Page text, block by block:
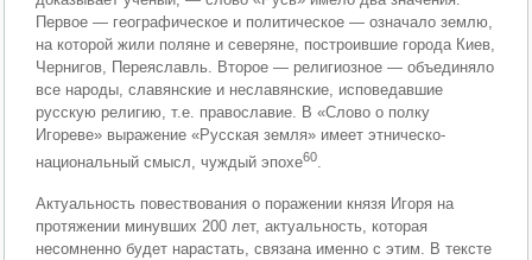
Первое — географическое и политическое — означало землю,
на которой жили поляне и северяне, построившие города Киев,
Чернигов, Переяславль. Второе — религиозное — объединяло
все народы, славянские и неславянские, исповедавшие
русскую религию, т.е. православие. В «Слово о полку
Игореве» выражение «Русская земля» имеет этническо-
национальный смысл, чуждый эпохе60.
Актуальность повествования о поражении князя Игоря на
протяжении минувших 200 лет, актуальность, которая
несомненно будет нарастать, связана именно с этим. В тексте